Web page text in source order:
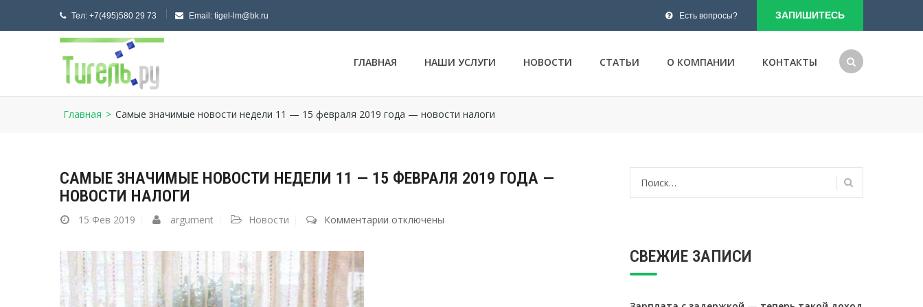
Тел: +7(495)580 29 73 Email: tigel-lm@bk.ru Есть вопросы? ЗАПИШИТЕСЬ
ГЛАВНАЯ НАШИ УСЛУГИ НОВОСТИ СТАТЬИ О КОМПАНИИ КОНТАКТЫ
Главная > Самые значимые новости недели 11 — 15 февраля 2019 года — новости налоги
САМЫЕ ЗНАЧИМЫЕ НОВОСТИ НЕДЕЛИ 11 — 15 ФЕВРАЛЯ 2019 ГОДА —
НОВОСТИ НАЛОГИ
15 Фев 2019 argument Новости Комментарии котключены
СВЕЖИЕ ЗАПИСИ